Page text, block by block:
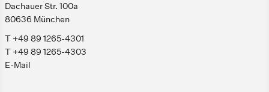
Dachauer Str. 100a
80636 München
T +49 89 1265-4301
T +49 89 1265-4303
E-Mail